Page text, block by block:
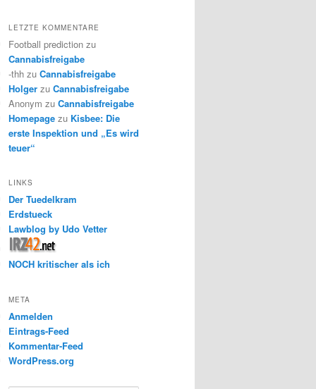
LETZTE KOMMENTARE
Football prediction zu
Cannabisfreigabe
-thh zu Cannabisfreigabe
Holger zu Cannabisfreigabe
Anonym zu Cannabisfreigabe
Homepage zu Kisbee: Die
erste Inspektion und „Es wird
teuer“
LINKS
Der Tuedelkram
Erdstueck
Lawblog by Udo Vetter
NOCH kritischer als ich
META
Anmelden
Eintrags-Feed
Kommentar-Feed
WordPress.org